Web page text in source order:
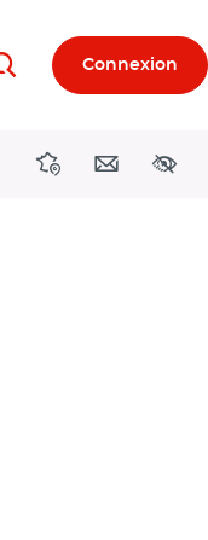
RechercherConnexion
DirectionsContact